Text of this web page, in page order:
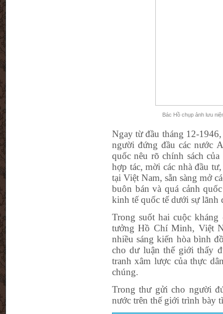
Bác Hồ chụp ảnh lưu
Ngay từ đầu tháng 12-
người đứng đầu các nước
quốc nêu rõ chính sách
hợp tác, mời các nhà đầu
tại Việt Nam, sẵn sàng mở
buôn bán và quá cảnh
kinh tế quốc tế dưới sự lãnh
Trong suốt hai cuộc
tưởng Hồ Chí Minh, Việt
nhiều sáng kiến hòa bình
cho dư luận thế giới thấy
tranh xâm lược của thực
chúng.
Trong thư gửi cho người
nước trên thế giới trình bày